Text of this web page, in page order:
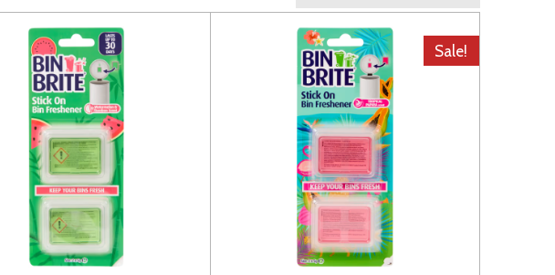
Sale!